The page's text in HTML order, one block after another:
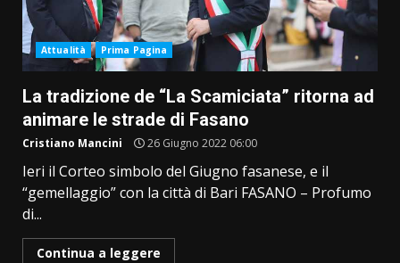
Attualità Prima Pagina
La tradizione de “La Scamiciata” ritorna ad
animare le strade di Fasano
Cristiano Mancini 26 Giugno 2022 06:00
Ieri il Corteo simbolo del Giugno fasanese, e il
“gemellaggio” con la città di Bari FASANO – Profumo
di...
Continua a leggere